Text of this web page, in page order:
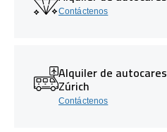
Contáctenos
Alquiler de
Zúrich
Contáctenos